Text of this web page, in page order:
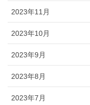
2023年11月
2023年10月
2023年9月
2023年8月
2023年7月